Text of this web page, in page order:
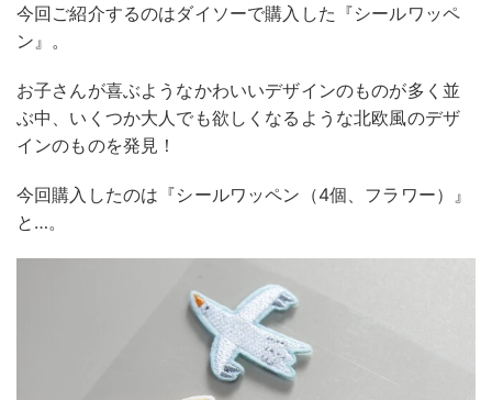
今回ご紹介するのはダイソーで購入した『シールワッペ
ン』。
お子さんが喜ぶようなかわいいデザインのものが多く並
ぶ中、いくつか大人でも欲しくなるような北欧風のデザ
インのものを発見！
今回購入したのは『シールワッペン（4個、フラワー）』
と…。